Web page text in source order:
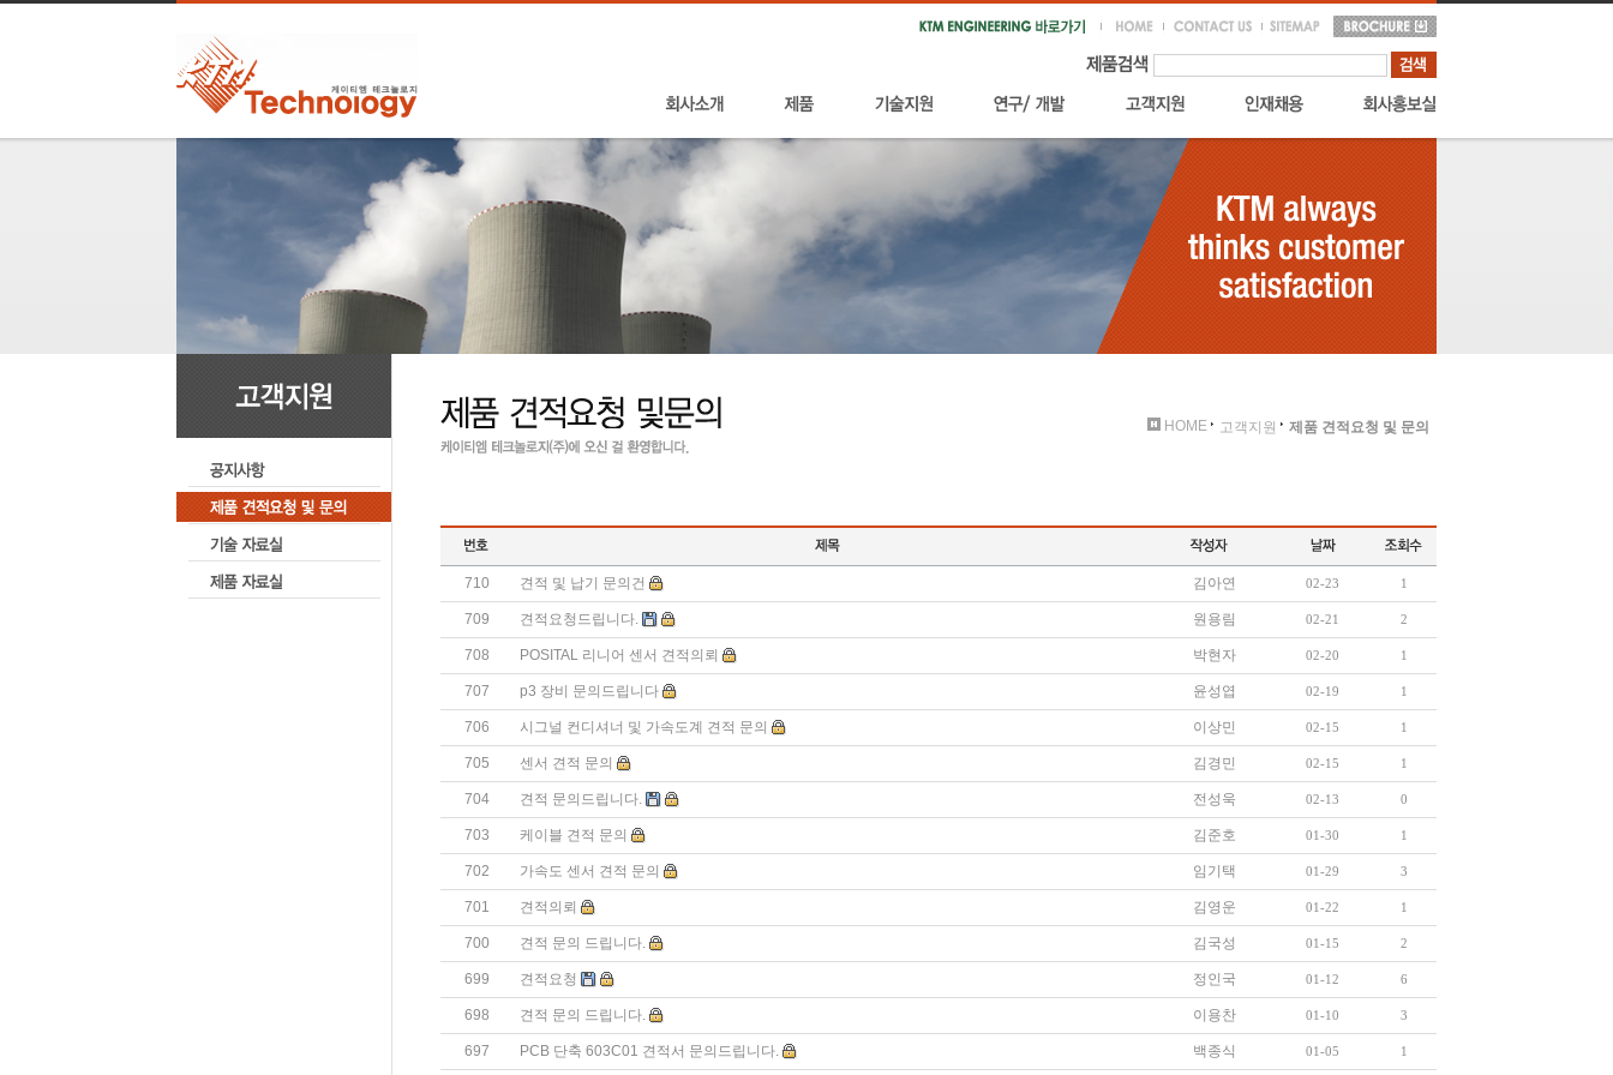
HOME 고객지원 제품 견적요청 및 문의
710 견적 및 납기 문의건 김아연 02-23 1
709 견적요청드립니다. 원용림 02-21 2
708 POSITAL 리니어 센서 견적의뢰 박현자 02-20 1
707 p3 장비 문의드립니다 윤성엽 02-19 1
706 시그널 컨디셔너 및 가속도계 견적 문의 이상민 02-15 1
705 센서 견적 문의 김경민 02-15 1
704 견적 문의드립니다. 전성욱 02-13 0
703 케이블 견적 문의 김준호 01-30 1
702 가속도 센서 견적 문의 임기택 01-29 3
701 견적의뢰 김영운 01-22 1
700 견적 문의 드립니다. 김국성 01-15 2
699 견적요청 정인국 01-12 6
698 견적 문의 드립니다. 이용찬 01-10 3
697 PCB 단축 603C01 견적서 문의드립니다. 백종식 01-05 1